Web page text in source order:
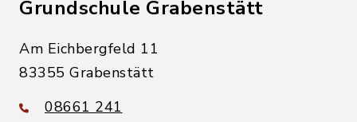
Grundschule Grabenstätt
Am Eichbergfeld 11
83355 Grabenstätt
08661 241